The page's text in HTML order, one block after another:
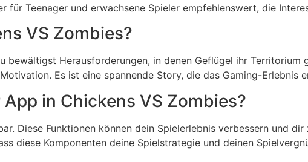
für Teenager und erwachsene Spieler empfehlenswert, die
VS Zombies?
bewältigst Herausforderungen, in denen Geflügel ihr Territorium
Es ist eine spannende Story, die das Gaming-Erlebnis
in Chickens VS Zombies?
Diese Funktionen können dein Spielerlebnis verbessern und
diese Komponenten deine Spielstrategie und deinen